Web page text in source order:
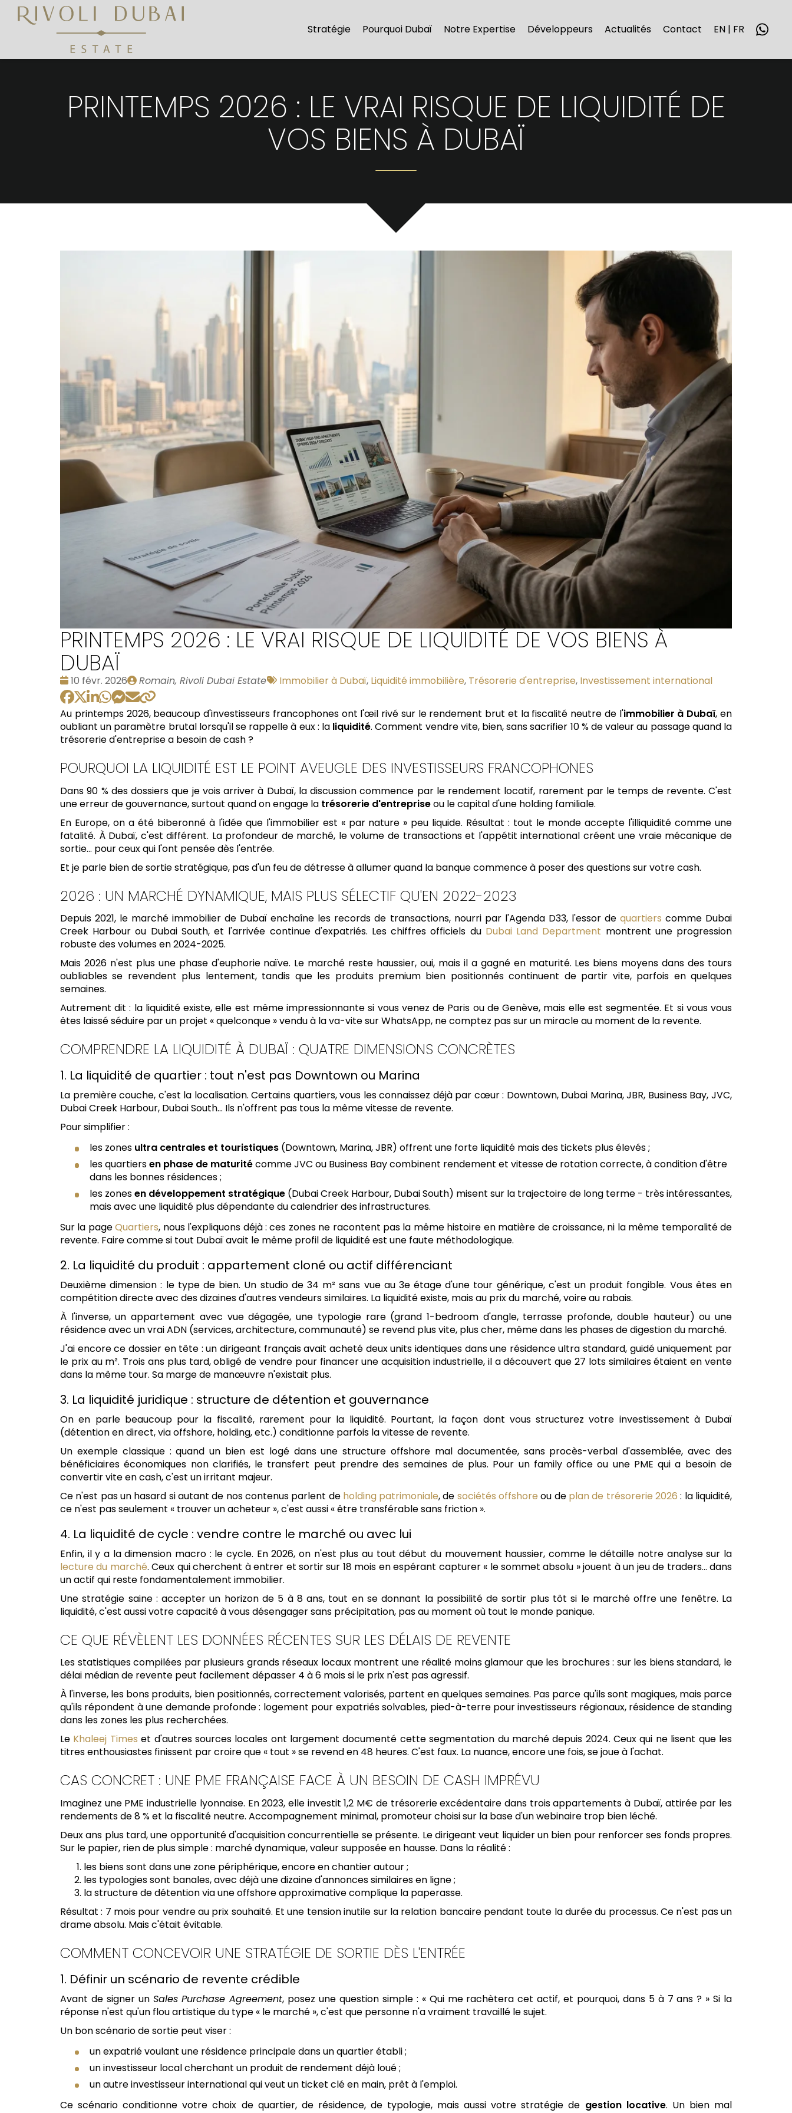
Stratégie Pourquoi Dubaï Notre Expertise Développeurs Actualités Contact EN | FR
PRINTEMPS 2026 : LE VRAI RISQUE DE LIQUIDITÉ DE
VOS BIENS À DUBAÏ
PRINTEMPS 2026 : LE VRAI RISQUE DE LIQUIDITÉ DE VOS BIENS À
DUBAÏ
Date
:
10 févr. 2026
Publié
par
Romain, Rivoli Dubaï Estate
Tags
Immobilier à Dubaï, Liquidité immobilière, Trésorerie d'entreprise, Investissement international
Au printemps 2026, beaucoup d'investisseurs francophones ont l'œil rivé sur le rendement brut et la fiscalité neutre de l'immobilier à Dubaï, en
oubliant un paramètre brutal lorsqu'il se rappelle à eux : la liquidité. Comment vendre vite, bien, sans sacrifier 10 % de valeur au passage quand la
trésorerie d'entreprise a besoin de cash ?
POURQUOI LA LIQUIDITÉ EST LE POINT AVEUGLE DES INVESTISSEURS FRANCOPHONES
Dans 90 % des dossiers que je vois arriver à Dubaï, la discussion commence par le rendement locatif, rarement par le temps de revente. C'est
une erreur de gouvernance, surtout quand on engage la trésorerie d'entrepriseou le capital d'une holding familiale.
En Europe, on a été biberonné à l'idée que l'immobilier est « par nature » peu liquide. Résultat : tout le monde accepte l'illiquidité comme une
fatalité. À Dubaï, c'est différent. La profondeur de marché, le volume de transactions et l'appétit international créent une vraie mécanique de
sortie... pour ceux qui l'ont pensée dès l'entrée.
Et je parle bien de sortie stratégique, pas d'un feu de détresse à allumer quand la banque commence à poser des questions sur votre cash.
2026 : UN MARCHÉ DYNAMIQUE, MAIS PLUS SÉLECTIF QU'EN 2022-2023
Depuis 2021, le marché immobilier de Dubaï enchaîne les records de transactions, nourri par l'Agenda D33, l'essor de quartiers comme Dubai
Creek Harbour ou Dubai South, et l'arrivée continue d'expatriés. Les chiffres officiels du Dubai Land Department montrent une progression
robuste des volumes en 2024-2025.
Mais 2026 n'est plus une phase d'euphorie naïve. Le marché reste haussier, oui, mais il a gagné en maturité. Les biens moyens dans des tours
oubliables se revendent plus lentement, tandis que les produits premium bien positionnés continuent de partir vite, parfois en quelques
semaines.
Autrement dit : la liquidité existe, elle est même impressionnante si vous venez de Paris ou de Genève, mais elle est segmentée. Et si vous vous
êtes laissé séduire par un projet « quelconque » vendu à la va-vite sur WhatsApp, ne comptez pas sur un miracle au moment de la revente.
COMPRENDRE LA LIQUIDITÉ À DUBAÏ : QUATRE DIMENSIONS CONCRÈTES
1. La liquidité de quartier : tout n'est pas Downtown ou Marina
La première couche, c'est la localisation. Certains quartiers, vous les connaissez déjà par cœur : Downtown, Dubai Marina, JBR, Business Bay, JVC,
Dubai Creek Harbour, Dubai South... Ils n'offrent pas tous la même vitesse de revente.
Pour simplifier :
les zones ultra centrales et touristiques (Downtown, Marina, JBR) offrent une forte liquidité mais des tickets plus élevés ;
les quartiersen phase de maturitécomme JVC ou Business Bay combinent rendement et vitesse de rotation correcte, à condition d'être
dans les bonnes résidences ;
les zonesen développement stratégique (Dubai Creek Harbour, Dubai South) misent sur la trajectoire de long terme - très intéressantes,
mais avec une liquidité plus dépendante du calendrier des infrastructures.
Sur la pageQuartiers, nous l'expliquons déjà : ces zones ne racontent pas la même histoire en matière de croissance, ni la même temporalité de
revente. Faire comme si tout Dubaï avait le même profil de liquidité est une faute méthodologique.
2. La liquidité du produit : appartement cloné ou actif différenciant
Deuxième dimension : le type de bien. Un studio de 34 m² sans vue au 3e étage d'une tour générique, c'est un produit fongible. Vous êtes en
compétition directe avec des dizaines d'autres vendeurs similaires. La liquidité existe, mais au prix du marché, voire au rabais.
À l'inverse, un appartement avec vue dégagée, une typologie rare (grand 1-bedroom d'angle, terrasse profonde, double hauteur) ou une
résidence avec un vrai ADN (services, architecture, communauté) se revend plus vite, plus cher, même dans les phases de digestion du marché.
J'ai encore ce dossier en tête : un dirigeant français avait acheté deux units identiques dans une résidence ultra standard, guidé uniquement par
le prix au m². Trois ans plus tard, obligé de vendre pour financer une acquisition industrielle, il a découvert que 27 lots similaires étaient en vente
dans la même tour. Sa marge de manœuvre n'existait plus.
3. La liquidité juridique : structure de détention et gouvernance
On en parle beaucoup pour la fiscalité, rarement pour la liquidité. Pourtant, la façon dont vous structurez votre investissement à Dubaï
(détention en direct, via offshore, holding, etc.) conditionne parfois la vitesse de revente.
Un exemple classique : quand un bien est logé dans une structure offshore mal documentée, sans procès-verbal d'assemblée, avec des
bénéficiaires économiques non clarifiés, le transfert peut prendre des semaines de plus. Pour un family office ou une PME qui a besoin de
convertir vite en cash, c'est un irritant majeur.
Ce n'est pas un hasard si autant de nos contenus parlent de holding patrimoniale, de sociétés offshore ou de plan de trésorerie 2026 : la liquidité,
ce n'est pas seulement « trouver un acheteur », c'est aussi « être transférable sans friction ».
4. La liquidité de cycle : vendre contre le marché ou avec lui
Enfin, il y a la dimension macro : le cycle. En 2026, on n'est plus au tout début du mouvement haussier, comme le détaille notre analyse sur la
lecture du marché. Ceux qui cherchent à entrer et sortir sur 18 mois en espérant capturer « le sommet absolu » jouent à un jeu de traders... dans
un actif qui reste fondamentalement immobilier.
Une stratégie saine : accepter un horizon de 5 à 8 ans, tout en se donnant la possibilité de sortir plus tôt si le marché offre une fenêtre. La
liquidité, c'est aussi votre capacité à vous désengager sans précipitation, pas au moment où tout le monde panique.
CE QUE RÉVÈLENT LES DONNÉES RÉCENTES SUR LES DÉLAIS DE REVENTE
Les statistiques compilées par plusieurs grands réseaux locaux montrent une réalité moins glamour que les brochures : sur les biens standard, le
délai médian de revente peut facilement dépasser 4 à 6 mois si le prix n'est pas agressif.
À l'inverse, les bons produits, bien positionnés, correctement valorisés, partent en quelques semaines. Pas parce qu'ils sont magiques, mais parce
qu'ils répondent à une demande profonde : logement pour expatriés solvables, pied-à-terre pour investisseurs régionaux, résidence de standing
dans les zones les plus recherchées.
Le Khaleej Times et d'autres sources locales ont largement documenté cette segmentation du marché depuis 2024. Ceux qui ne lisent que les
titres enthousiastes finissent par croire que « tout » se revend en 48 heures. C'est faux. La nuance, encore une fois, se joue à l'achat.
CAS CONCRET : UNE PME FRANÇAISE FACE À UN BESOIN DE CASH IMPRÉVU
Imaginez une PME industrielle lyonnaise. En 2023, elle investit 1,2 M€ de trésorerie excédentaire dans trois appartements à Dubaï, attirée par les
rendements de 8 % et la fiscalité neutre. Accompagnement minimal, promoteur choisi sur la base d'un webinaire trop bien léché.
Deux ans plus tard, une opportunité d'acquisition concurrentielle se présente. Le dirigeant veut liquider un bien pour renforcer ses fonds propres.
Sur le papier, rien de plus simple : marché dynamique, valeur supposée en hausse. Dans la réalité :
les biens sont dans une zone périphérique, encore en chantier autour ;
les typologies sont banales, avec déjà une dizaine d'annonces similaires en ligne ;
la structure de détention via une offshore approximative complique la paperasse.
Résultat : 7 mois pour vendre au prix souhaité. Et une tension inutile sur la relation bancaire pendant toute la durée du processus. Ce n'est pas un
drame absolu. Mais c'était évitable.
COMMENT CONCEVOIR UNE STRATÉGIE DE SORTIE DÈS L'ENTRÉE
1. Définir un scénario de revente crédible
Avant de signer un Sales Purchase Agreement, posez une question simple : « Qui me rachètera cet actif, et pourquoi, dans 5 à 7 ans ? » Si la
réponse n'est qu'un flou artistique du type « le marché », c'est que personne n'a vraiment travaillé le sujet.
Un bon scénario de sortie peut viser :
un expatrié voulant une résidence principale dans un quartier établi ;
un investisseur local cherchant un produit de rendement déjà loué ;
un autre investisseur international qui veut un ticket clé en main, prêt à l'emploi.
Ce scénario conditionne votre choix de quartier, de résidence, de typologie, mais aussi votre stratégie de gestion locative. Un bien mal